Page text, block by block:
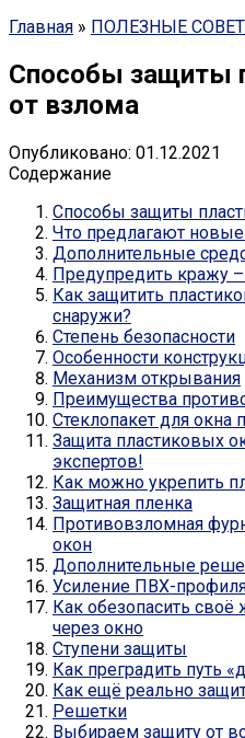
Главная » ПОЛЕЗНЫЕ
Способы защиты
от взлома
Опубликовано: 01.12.2021
Содержание
Способы защиты
Что предлагают новые
Дополнительные
Предупредить кражу
Как защитить
снаружи?
Степень безопасности
Особенности
Механизм открывания
Преимущества
Стеклопакет для окна
Защита пластиковых
экспертов!
Как можно укрепить
Защитная пленка
Противовзломная
окон
Дополнительные
Усиление ПВХ-
Как обезопасить
через окно
Ступени защиты
Как преградить путь
Как ещё реально
Решетки
Выбираем защиту от